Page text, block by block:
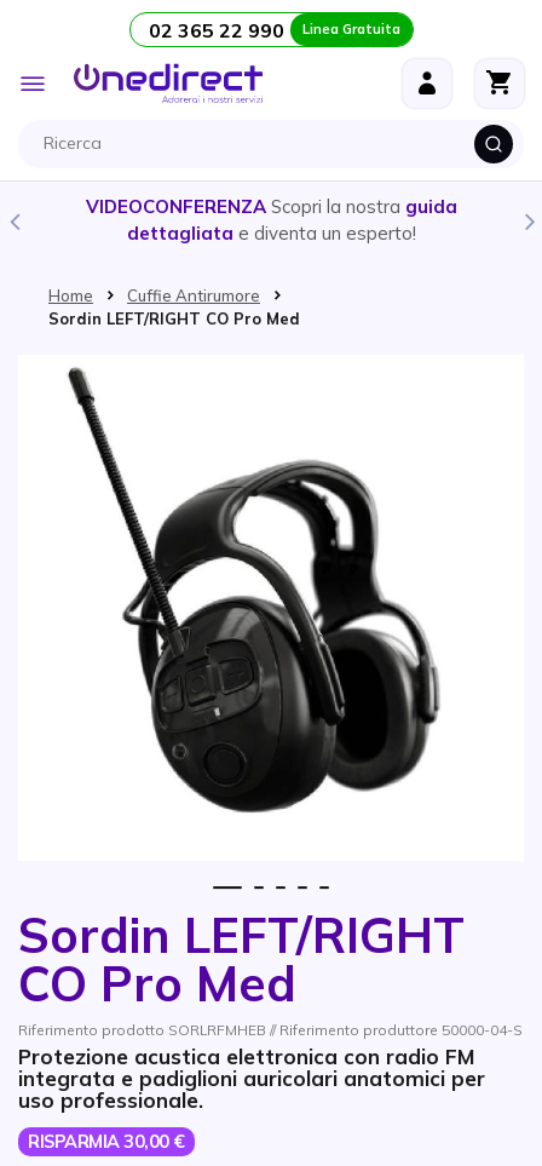
Salta al contenuto 02 365 22 990 Linea Gratuita
Toggle
Nav
VIDEOCONFERENZA Scopri la nostra guida
dettagliata e diventa un esperto!
Home
Cuffie Antirumore
Sordin LEFT/RIGHT CO Pro Med
Sordin LEFT/RIGHT
CO Pro Med
Riferimento prodotto SORLRFMHEB // Riferimento produttore 50000-04-S
Protezione acustica elettronica con radio FM
integrata e padiglioni auricolari anatomici per
uso professionale.
RISPARMIA 30,00 €
Vai alla fine della galleria di immagini
Vai all'inizio della galleria di immagini